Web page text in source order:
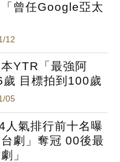
曾任Google亞太
12
本YTR「最強阿
歲 目標拍到100歲
05
人氣排行前十名曝
劇」奪冠 00後最
」